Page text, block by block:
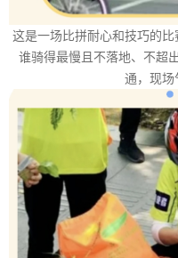
这是一场比拼耐心和技巧的比
谁骑得最慢且不落地、不超
通，现场